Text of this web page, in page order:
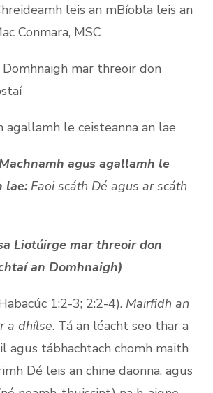
leis an mBíobla leis an
Conmara, MSC
Domhnaigh mar threoir don
agallamh le ceisteanna an lae
agus agallamh le
lae: Faoi scáth Dé agus ar scáth
Liotúirge mar threoir don
an Domhnaigh)
1:2-3; 2:2-4). Mairfidh an
a dhílse. Tá an léacht seo thar a
agus tábhachtach chomh maith
Dé leis an chine daonna, agus